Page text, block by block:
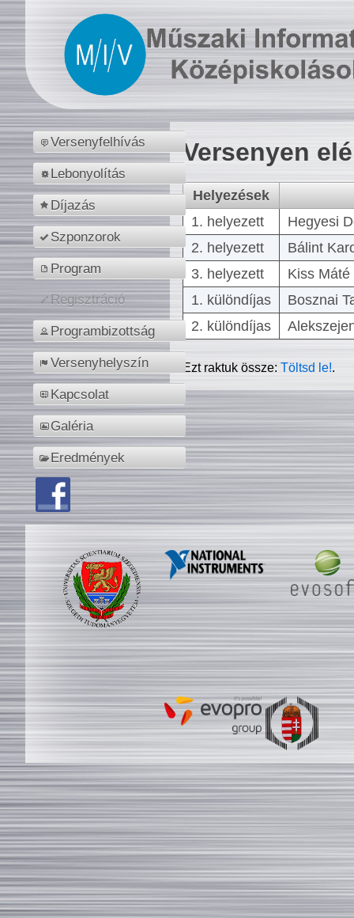
Versenyfelhívás
Lebonyolítás
Díjazás
Szponzorok
Program
Regisztráció
Programbizottság
Versenyhelyszín
Kapcsolat
Galéria
Eredmények
Versenyen
Helyezések
1. helyezett
Hegyesi
2. helyezett
Bálint
3. helyezett
Kiss
1. különdíjas
Bosznai
2. különdíjas
Ezt raktuk össze:Töltsd le!.